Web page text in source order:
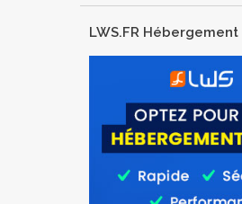
LWS.FR Hébergement